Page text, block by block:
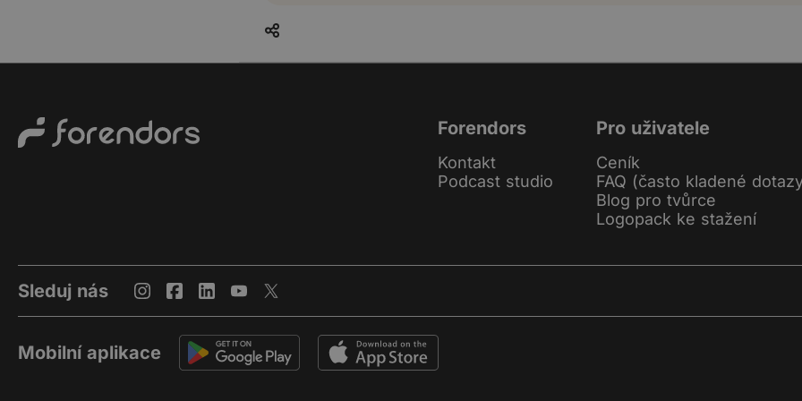
Forendors
Kontakt
Podcast studio
Pro uživatele
Ceník
FAQ (často kladené
Blog pro tvůrce
Logopack ke stažení
Sleduj nás
Mobilní aplikace